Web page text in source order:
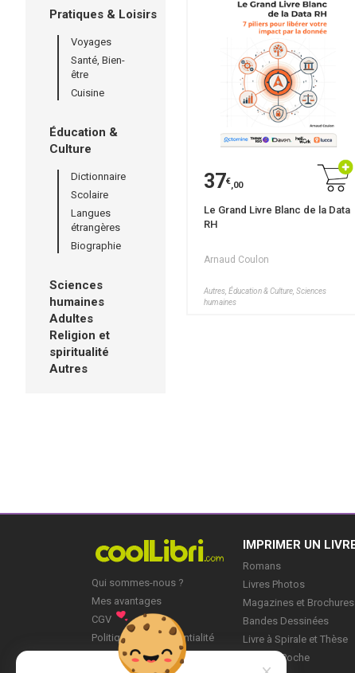
Pratiques & Loisirs
Voyages
Santé, Bien-
être
Cuisine
Éducation &
Culture
Dictionnaire
Scolaire
Langues
étrangères
Biographie
Sciences
humaines
Adultes
Religion et
spiritualité
Autres
37€,00
Le Grand Livre Blanc de la Data
RH
Arnaud Coulon
Autres, Éducation & Culture, Sciences
humaines
Qui sommes-nous ?
Mes avantages
CGV
Politique de Confidentialité
IMPRIMER UN
Romans
Livres Photos
Magazines et Brochures
Bandes Dessinées
Livre à Spirale et Thèse
Livre de Poche